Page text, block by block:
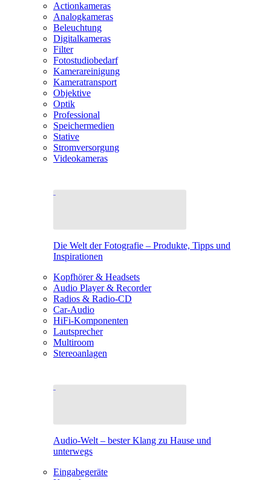
Actionkameras
Analogkameras
Beleuchtung
Digitalkameras
Filter
Fotostudiobedarf
Kamerareinigung
Kameratransport
Objektive
Optik
Professional
Speichermedien
Stative
Stromversorgung
Videokameras
Die Welt der Fotografie – Produkte, Tipps und
Inspirationen
Kopfhörer & Headsets
Audio Player & Recorder
Radios & Radio-CD
Car-Audio
HiFi-Komponenten
Lautsprecher
Multiroom
Stereoanlagen
Audio-Welt – bester Klang zu Hause und
unterwegs
Eingabegeräte